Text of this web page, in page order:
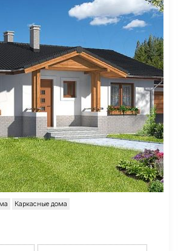
Каркасные дома